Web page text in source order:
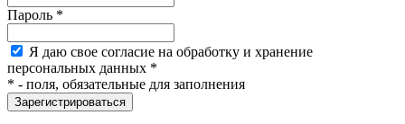
Пароль *
Я даю свое согласие на обработку и хранение
персональных данных *
* - поля, обязательные для заполнения
Зарегистрироваться